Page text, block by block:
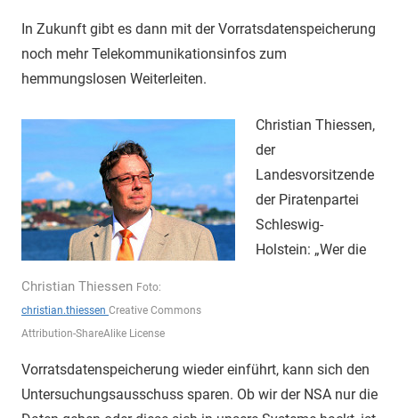
In Zukunft gibt es dann mit der Vorratsdatenspeicherung
noch mehr Telekommunikationsinfos zum
hemmungslosen Weiterleiten.
Christian Thiessen Foto:
christian.thiessen Creative Commons
Attribution-ShareAlike License
Christian Thiessen,
der
Landesvorsitzende
der Piratenpartei
Schleswig-
Holstein: „Wer die
Vorratsdatenspeicherung wieder einführt, kann sich den
Untersuchungsausschuss sparen. Ob wir der NSA nur die